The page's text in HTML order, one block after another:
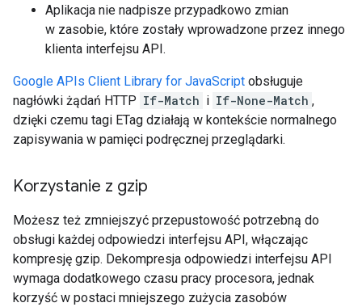
Aplikacja nie nadpisze przypadkowo zmian
w zasobie, które zostały wprowadzone przez innego
klienta interfejsu API.
Google APIs Client Library for JavaScript obsługuje
nagłówki żądań HTTP If-Match i If-None-Match ,
dzięki czemu tagi ETag działają w kontekście normalnego
zapisywania w pamięci podręcznej przeglądarki.
Korzystanie z gzip
Możesz też zmniejszyć przepustowość potrzebną do
obsługi każdej odpowiedzi interfejsu API, włączając
kompresję gzip. Dekompresja odpowiedzi interfejsu API
wymaga dodatkowego czasu pracy procesora, jednak
korzyść w postaci mniejszego zużycia zasobów